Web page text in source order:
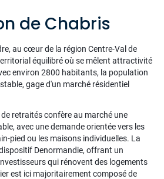
de Chabris
au cœur de la région Centre-Val de
équilibré où se mêlent attractivité
environ 2800 habitants, la population
gage d'un marché résidentiel
retraités confère au marché une
avec une demande orientée vers les
pied ou les maisons individuelles. La
Denormandie, offrant un
qui rénovent des logements
est ici majoritairement composé de